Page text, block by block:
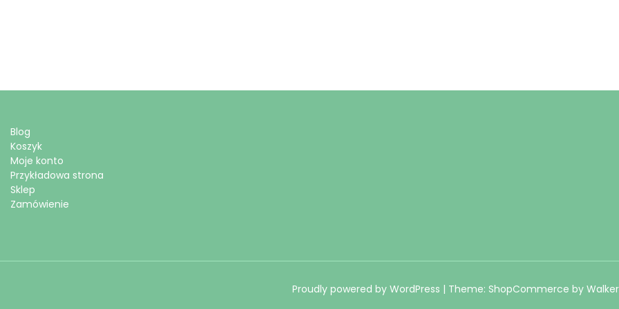
Blog
Koszyk
Moje konto
Przykładowa strona
Sklep
Zamówienie
Proudly powered by WordPress | Theme: ShopCommerce by